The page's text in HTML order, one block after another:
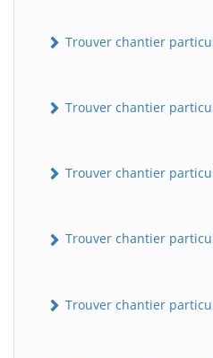
Trouver chantier
Trouver chantier
Trouver chantier
Trouver chantier
Trouver chantier